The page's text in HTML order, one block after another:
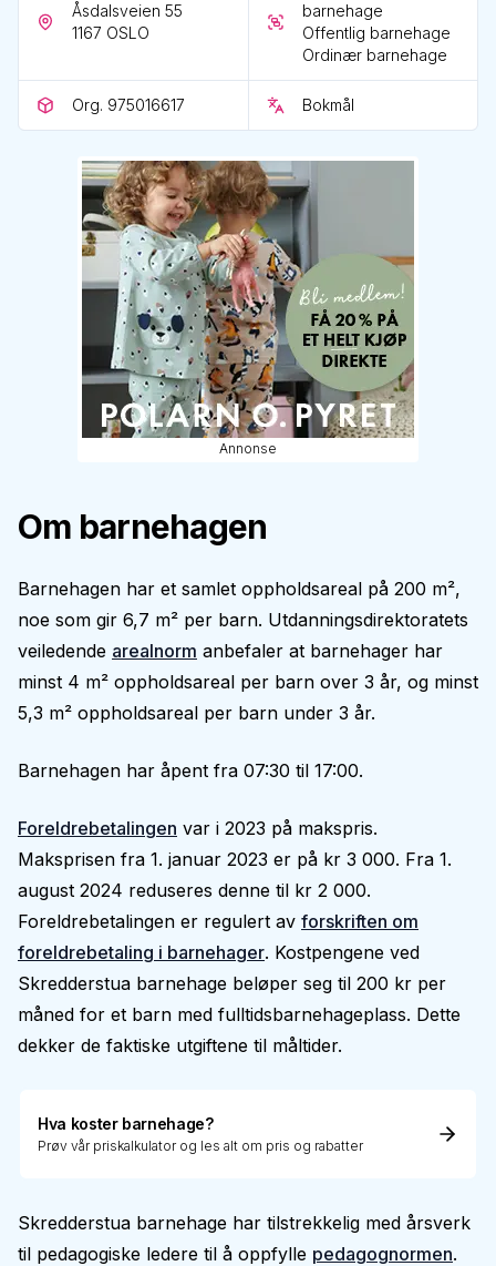
Åsdalsveien 55
1167 OSLO
barnehage
Offentlig barnehage
Ordinær barnehage
Org. 975016617 Bokmål
Annonse
Om barnehagen
Barnehagen har et samlet oppholdsareal på 200 m²,
noe som gir 6,7 m² per barn. Utdanningsdirektoratets
veiledende arealnorm anbefaler at barnehager har
minst 4 m² oppholdsareal per barn over 3 år, og minst
5,3 m² oppholdsareal per barn under 3 år.
Barnehagen har åpent fra 07:30 til 17:00.
Foreldrebetalingen var i 2023 på makspris.
Maksprisen fra 1. januar 2023 er på kr 3 000. Fra 1.
august 2024 reduseres denne til kr 2 000.
Foreldrebetalingen er regulert av forskriften om
foreldrebetaling i barnehager. Kostpengene ved
Skredderstua barnehage beløper seg til 200 kr per
måned for et barn med fulltidsbarnehageplass. Dette
dekker de faktiske utgiftene til måltider.
Hva koster barnehage?
Prøv vår priskalkulator og les alt om pris og rabatter
Skredderstua barnehage har tilstrekkelig med årsverk
til pedagogiske ledere til å oppfylle pedagognormen.